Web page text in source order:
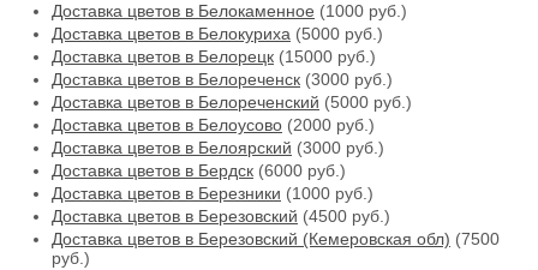
Доставка цветов в Белокаменное (1000 руб.)
Доставка цветов в Белокуриха (5000 руб.)
Доставка цветов в Белорецк (15000 руб.)
Доставка цветов в Белореченск (3000 руб.)
Доставка цветов в Белореченский (5000 руб.)
Доставка цветов в Белоусово (2000 руб.)
Доставка цветов в Белоярский (3000 руб.)
Доставка цветов в Бердск (6000 руб.)
Доставка цветов в Березники (1000 руб.)
Доставка цветов в Березовский (4500 руб.)
Доставка цветов в Березовский (Кемеровская обл) (7500
руб.)